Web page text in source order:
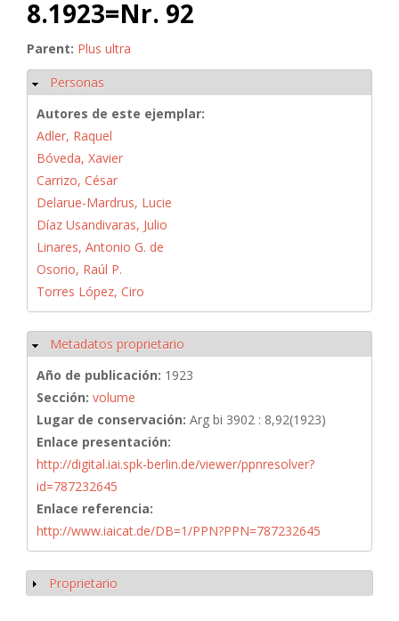
8.1923=Nr. 92
Parent: Plus ultra
Ocultar
Personas
Autores de este ejemplar:
Adler, Raquel
Bóveda, Xavier
Carrizo, César
Delarue-Mardrus, Lucie
Díaz Usandivaras, Julio
Linares, Antonio G. de
Osorio, Raúl P.
Torres López, Ciro
Ocultar
Metadatos proprietario
Año de publicación: 1923
Sección: volume
Lugar de conservación: Arg bi 3902 : 8,92(1923)
Enlace presentación:
http://digital.iai.spk-berlin.de/viewer/ppnresolver?
id=787232645
Enlace referencia:
http://www.iaicat.de/DB=1/PPN?PPN=787232645
Mostrar
Proprietario